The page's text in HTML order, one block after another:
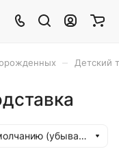
Детский
По умолчанию (убывание)